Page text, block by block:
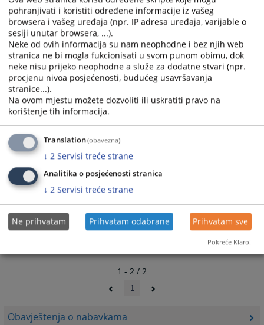
Obavještenja o nabavkama
calendar
and
select
a
date.
Press
the
question
mark
key
get
the
keyboard
shortcuts
for
changing
dates.
calendar
and
select
a
date.
Press
question
mark
key
to
get
keyboard
shortcuts
for
changing
dates.
25.07.2023.
1 - 2 / 2
1
pohranjivati i koristiti određene informacije iz vašeg
browsera i vašeg uređaja (npr. IP adresa uređaja, varijable o
sesiji unutar browsera, ...).
Neke od ovih informacija su nam neophodne i bez njih web
stranica ne bi mogla fukcionisati u svom punom obimu, dok
neke nisu prijeko neophodne a služe za dodatne stvari (npr.
procjenu nivoa posjećenosti, budućeg usavršavanja
stranice...).
Na ovom mjestu možete dozvoliti ili uskratiti pravo na
korištenje tih informacija.
Translation(obavezna)
↓ 2 Servisi treće strane
Analitika o posjećenosti stranica
↓ 2 Servisi treće strane
Ne prihvatam Prihvatam odabrane Prihvatam sve
Pokreće Klaro!